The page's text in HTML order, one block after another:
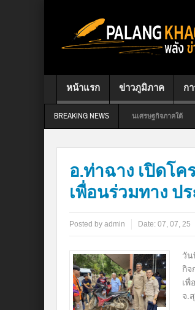
หน้าแรก ข่าวภูมิภาค ก
BREAKING NEWS
Safety ขับเคลื่อนเศรษฐกิจภาคใต้ โรงเรียนกาญจนา
อ.ท่าฉาง เปิดโ
เพื่อนร่วมทาง ป
Posted by admin Date: 07, 07, 25
วัน
กิจ
เพื่
จ.